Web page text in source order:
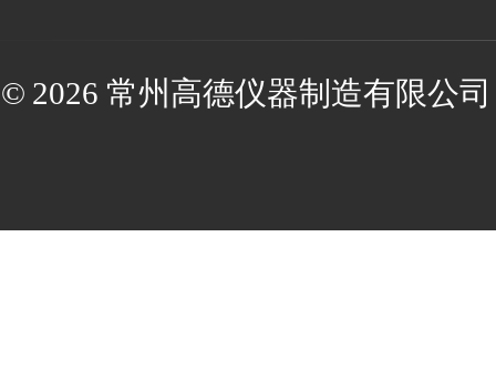
© 2026 常州高德仪器制造有限公